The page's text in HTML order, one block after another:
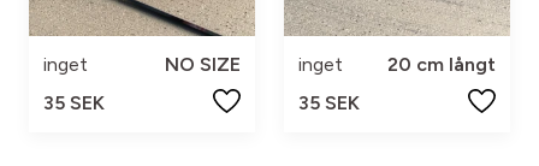
inget
NO SIZE
35 SEK
inget
20 cm långt
35 SEK